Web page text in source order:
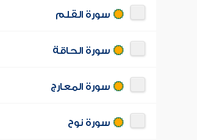
سورة القلم
سورة الحاقة
سورة المعارج
سورة نوح